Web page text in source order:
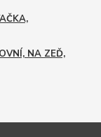
NA ZEĎ,